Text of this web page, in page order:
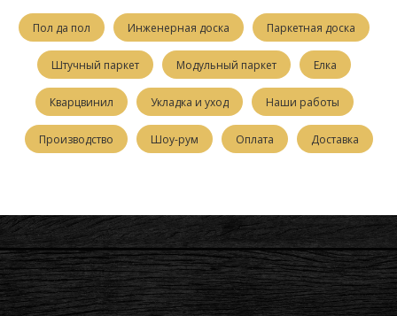
Пол да пол Инженерная доска Паркетная доска
Штучный паркет Модульный паркет Елка
Кварцвинил Укладка и уход Наши работы
Производство Шоу-рум Оплата Доставка